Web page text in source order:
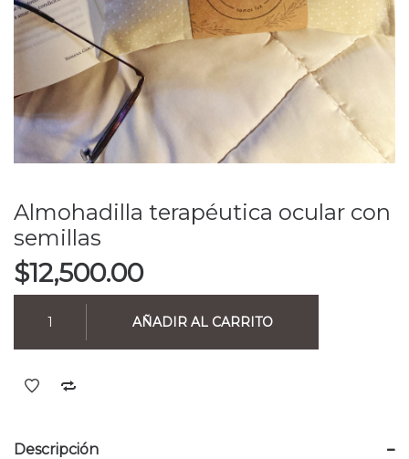
Almohadilla terapéutica ocular con
semillas
$12,500.00
AÑADIR AL CARRITO
Descripción